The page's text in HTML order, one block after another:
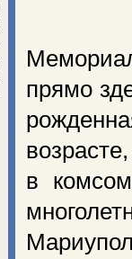
прямо
в